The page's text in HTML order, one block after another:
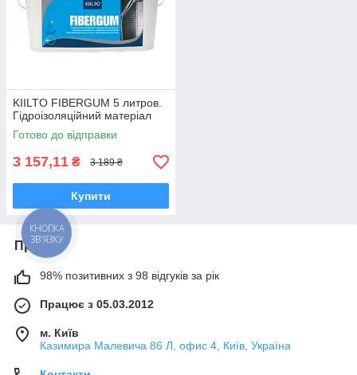
KIILTO FIBERGUM 5 литров.
Гідроізоляційний матеріал
Готово до відправки
3 157,11 ₴ 3 189 ₴
Купити
Про нас
98% позитивних з 98 відгуків за рік
Працює з 05.03.2012
м. Київ
Казимира Малевича 86 Л, офис 4, Київ, Україна
КНОПКА
ЗВ'ЯЗКУ